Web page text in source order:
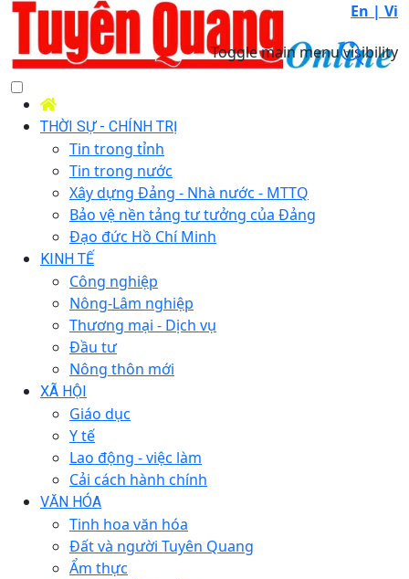
En | Vi
Toggle main menu visibility
THỜI SỰ - CHÍNH TRỊ
Tin trong tỉnh
Tin trong nước
Xây dựng Đảng - Nhà nước - MTTQ
Bảo vệ nền tảng tư tưởng của Đảng
Đạo đức Hồ Chí Minh
KINH TẾ
Công nghiệp
Nông-Lâm nghiệp
Thương mại - Dịch vụ
Đầu tư
Nông thôn mới
XÃ HỘI
Giáo dục
Y tế
Lao động - việc làm
Cải cách hành chính
VĂN HÓA
Tinh hoa văn hóa
Đất và người Tuyên Quang
Ẩm thực